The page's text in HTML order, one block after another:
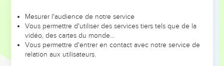
Or grâces [soient rendues] à Dieu, qui nous fait toujours
triompher en Christ, et qui manifeste par nous l'odeur de sa
connaissance en tous lieux.
15
Mesurer l'audience de notre service
Vous permettre d'utiliser des services tiers tels que de la
vidéo, des cartes du monde…
Vous permettre d'entrer en contact avec notre service de
relation aux utilisateurs.